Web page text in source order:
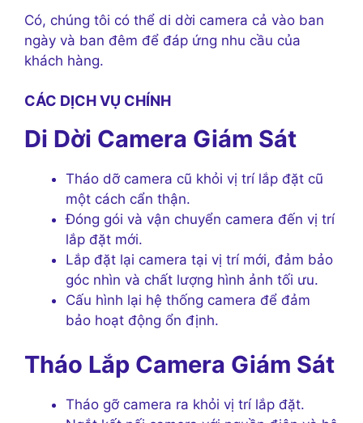
Có, chúng tôi có thể di dời camera cả vào ban
ngày và ban đêm để đáp ứng nhu cầu của
khách hàng.
CÁC DỊCH VỤ CHÍNH
Di Dời Camera Giám Sát
Tháo dỡ camera cũ khỏi vị trí lắp đặt cũ
một cách cẩn thận.
Đóng gói và vận chuyển camera đến vị trí
lắp đặt mới.
Lắp đặt lại camera tại vị trí mới, đảm bảo
góc nhìn và chất lượng hình ảnh tối ưu.
Cấu hình lại hệ thống camera để đảm
bảo hoạt động ổn định.
Tháo Lắp Camera Giám Sát
Tháo gỡ camera ra khỏi vị trí lắp đặt.